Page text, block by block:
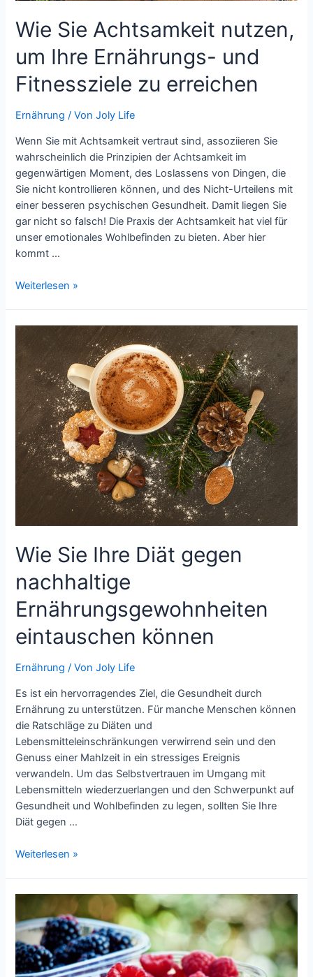
Wie Sie Achtsamkeit nutzen,
um Ihre Ernährungs- und
Fitnessziele zu erreichen
Ernährung / VonJoly Life
Wenn Sie mit Achtsamkeit vertraut sind, assoziieren Sie
wahrscheinlich die Prinzipien der Achtsamkeit im
gegenwärtigen Moment, des Loslassens von Dingen, die
Sie nicht kontrollieren können, und des Nicht-Urteilens mit
einer besseren psychischen Gesundheit. Damit liegen Sie
gar nicht so falsch! Die Praxis der Achtsamkeit hat viel für
unser emotionales Wohlbefinden zu bieten. Aber hier
kommt …
Wie
um
Ernährungs-
und
Fitnessziele
zu
erreichen
Weiterlesen »
Wie Sie Ihre Diät gegen
nachhaltige
Ernährungsgewohnheiten
eintauschen können
Ernährung / VonJoly Life
Es ist ein hervorragendes Ziel, die Gesundheit durch
Ernährung zu unterstützen. Für manche Menschen können
die Ratschläge zu Diäten und
Lebensmitteleinschränkungen verwirrend sein und den
Genuss einer Mahlzeit in ein stressiges Ereignis
verwandeln. Um das Selbstvertrauen im Umgang mit
Lebensmitteln wiederzuerlangen und den Schwerpunkt auf
Gesundheit und Wohlbefinden zu legen, sollten Sie Ihre
Diät gegen …
Wie
gegen
nachhaltige
Ernährungsgewohnheiten
eintauschen
Weiterlesen »